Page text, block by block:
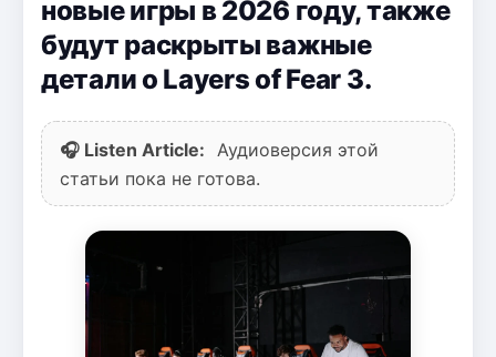
новые игры в 2026 году, также
будут раскрыты важные
детали о Layers of Fear 3.
🎧 Listen Article:
Аудиоверсия этой
статьи пока не готова.